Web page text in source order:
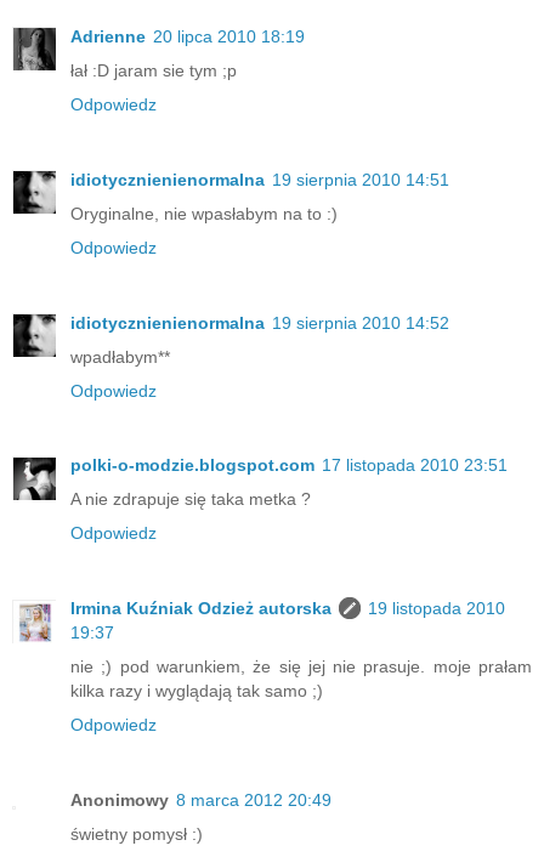
Adrienne 20 lipca 2010 18:19
łał :D jaram sie tym ;p
Odpowiedz
idiotycznienienormalna 19 sierpnia 2010 14:51
Oryginalne, nie wpasłabym na to :)
Odpowiedz
idiotycznienienormalna 19 sierpnia 2010 14:52
wpadłabym**
Odpowiedz
polki-o-modzie.blogspot.com 17 listopada 2010 23:51
A nie zdrapuje się taka metka ?
Odpowiedz
Irmina Kuźniak Odzież autorska
19 listopada 2010
19:37
nie ;) pod warunkiem, że się jej nie prasuje. moje prałam
kilka razy i wyglądają tak samo ;)
Odpowiedz
Anonimowy 8 marca 2012 20:49
świetny pomysł :)